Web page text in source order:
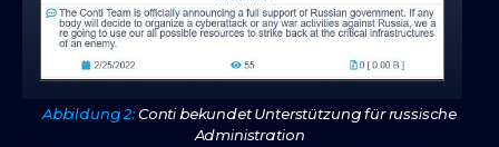
Abbildung 2:Conti bekundet Unterstützung für russische
Administration